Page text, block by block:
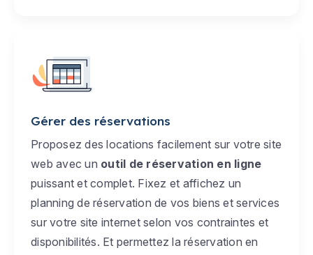
Gérer des réservations
Proposez des locations facilement sur votre site
web avec un outil de réservation en ligne
puissant et complet. Fixez et affichez un
planning de réservation de vos biens et services
sur votre site internet selon vos contraintes et
disponibilités. Et permettez la réservation en